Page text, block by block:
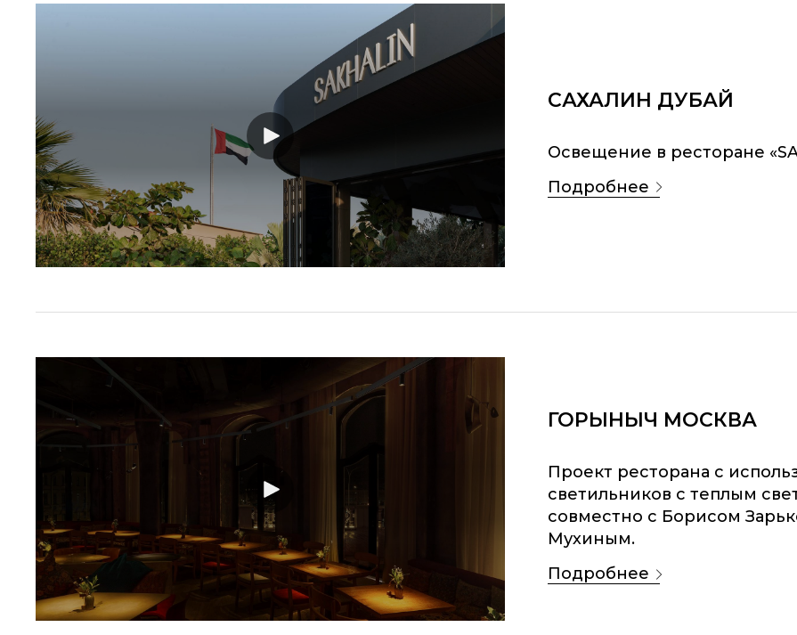
САХАЛИН ДУБАЙ
Освещение в ресторане
подробнее
ГОРЫНЫЧ МОСКВА
Проект ресторана с
светильников с теплым
совместно с Борисом
Мухиным.
подробнее